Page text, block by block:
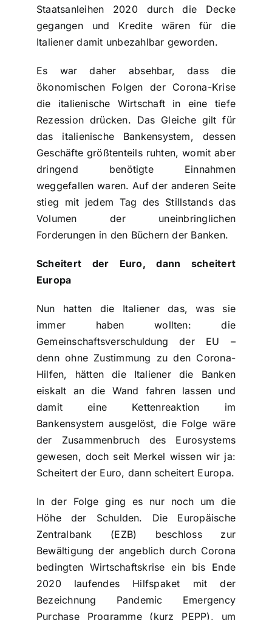
Staatsanleihen 2020 durch die Decke
gegangen und Kredite wären für die
Italiener damit unbezahlbar geworden.
Es war daher absehbar, dass die
ökonomischen Folgen der Corona-Krise
die italienische Wirtschaft in eine tiefe
Rezession drücken. Das Gleiche gilt für
das italienische Bankensystem, dessen
Geschäfte größtenteils ruhten, womit aber
dringend benötigte Einnahmen
weggefallen waren. Auf der anderen Seite
stieg mit jedem Tag des Stillstands das
Volumen der uneinbringlichen
Forderungen in den Büchern der Banken.
Scheitert der Euro, dann scheitert
Europa
Nun hatten die Italiener das, was sie
immer haben wollten: die
Gemeinschaftsverschuldung der EU –
denn ohne Zustimmung zu den Corona-
Hilfen, hätten die Italiener die Banken
eiskalt an die Wand fahren lassen und
damit eine Kettenreaktion im
Bankensystem ausgelöst, die Folge wäre
der Zusammenbruch des Eurosystems
gewesen, doch seit Merkel wissen wir ja:
Scheitert der Euro, dann scheitert Europa.
In der Folge ging es nur noch um die
Höhe der Schulden. Die Europäische
Zentralbank (EZB) beschloss zur
Bewältigung der angeblich durch Corona
bedingten Wirtschaftskrise ein bis Ende
2020 laufendes Hilfspaket mit der
Bezeichnung Pandemic Emergency
Purchase Programme (kurz PEPP), um